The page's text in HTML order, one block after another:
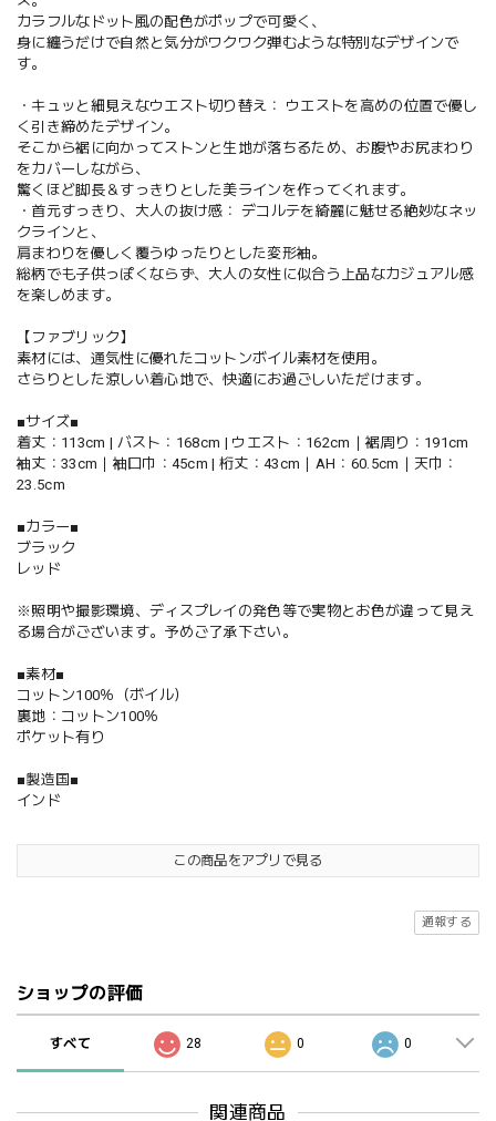
カラフルなドット風の配色がポップで可愛く、
身に纏うだけで自然と気分がワクワク弾むような特別なデザインで
す。
・キュッと細見えなウエスト切り替え： ウエストを高めの位置で優し
く引き締めたデザイン。
そこから裾に向かってストンと生地が落ちるため、お腹やお尻まわり
をカバーしながら、
驚くほど脚長＆すっきりとした美ラインを作ってくれます。
・首元すっきり、大人の抜け感： デコルテを綺麗に魅せる絶妙なネッ
クラインと、
肩まわりを優しく覆うゆったりとした変形袖。
総柄でも子供っぽくならず、大人の女性に似合う上品なカジュアル感
を楽しめます。
【ファブリック】
素材には、通気性に優れたコットンボイル素材を使用。
さらりとした涼しい着心地で、快適にお過ごしいただけます。
■サイズ■
着丈：113cm | バスト：168cm | ウエスト：162cm｜裾周り：191cm
袖丈：33cm｜袖口巾：45cm | 桁丈：43cm｜AH：60.5cm｜天巾：
23.5cm
■カラー■
ブラック
レッド
※照明や撮影環境、ディスプレイの発色等で実物とお色が違って見え
る場合がございます。予めご了承下さい。
■素材■
コットン100％（ボイル）
裏地：コットン100％
ポケット有り
■製造国■
インド
この商品をアプリで見る
通報する
ショップの評価
すべて 28 0 0
関連商品